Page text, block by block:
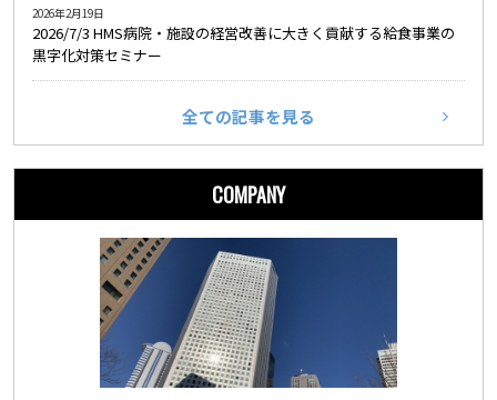
2026/7/3 HMS病院・施設の経営改善に大きく貢献する給食事業の
黒字化対策セミナー
2026年2月19日
全ての記事を見る
COMPANY